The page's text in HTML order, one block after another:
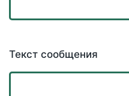
Текст сообщения